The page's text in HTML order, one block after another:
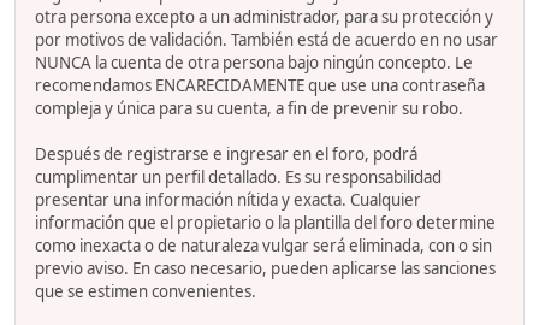
otra persona excepto a un administrador, para su protección y
por motivos de validación. También está de acuerdo en no usar
NUNCA la cuenta de otra persona bajo ningún concepto. Le
recomendamos ENCARECIDAMENTE que use una contraseña
compleja y única para su cuenta, a fin de prevenir su robo.
Después de registrarse e ingresar en el foro, podrá
cumplimentar un perfil detallado. Es su responsabilidad
presentar una información nítida y exacta. Cualquier
información que el propietario o la plantilla del foro determine
como inexacta o de naturaleza vulgar será eliminada, con o sin
previo aviso. En caso necesario, pueden aplicarse las sanciones
que se estimen convenientes.